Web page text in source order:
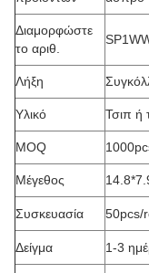
Διαμορφώστε
το αριθ.
Λήξη
Υλικό Τσιπ ή
MOQ
Μέγεθος
Συσκευασία 50pcs/
Δείγμα 1-3